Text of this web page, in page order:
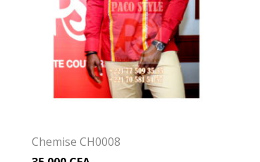
Chemise CH0008